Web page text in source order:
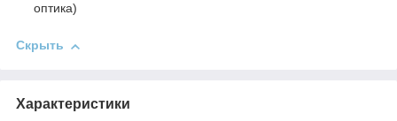
оптика)
Скрыть
Характеристики